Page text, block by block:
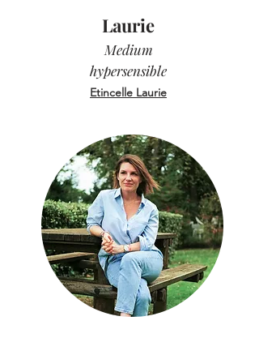
Laurie
Medium
hypersensible
Etincelle Laurie